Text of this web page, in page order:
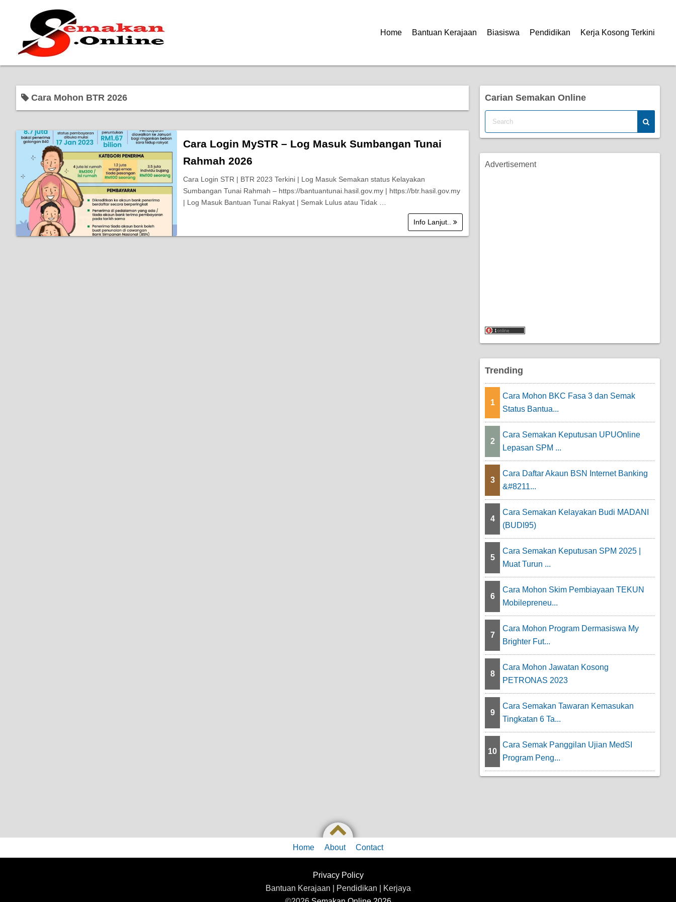
Home Bantuan Kerajaan Biasiswa Pendidikan Kerja Kosong Terkini
Cara Mohon BTR 2026
Cara Login MySTR – Log Masuk Sumbangan Tunai
Rahmah 2026
Cara Login STR | BTR 2023 Terkini | Log Masuk Semakan status Kelayakan
Sumbangan Tunai Rahmah – https://bantuantunai.hasil.gov.my | https://btr.hasil.gov.my
| Log Masuk Bantuan Tunai Rakyat | Semak Lulus atau Tidak …
Info Lanjut..
Carian Semakan Online
Advertisement
Trending
1
Cara Mohon BKC Fasa 3 dan Semak
Status Bantua...
2
Cara Semakan Keputusan UPUOnline
Lepasan SPM ...
3
Cara Daftar Akaun BSN Internet Banking
&#8211...
4
Cara Semakan Kelayakan Budi MADANI
(BUDI95)
5
Cara Semakan Keputusan SPM 2025 |
Muat Turun ...
6
Cara Mohon Skim Pembiayaan TEKUN
Mobilepreneu...
7
Cara Mohon Program Dermasiswa My
Brighter Fut...
8
Cara Mohon Jawatan Kosong
PETRONAS 2023
9
Cara Semakan Tawaran Kemasukan
Tingkatan 6 Ta...
10
Cara Semak Panggilan Ujian MedSI
Program Peng...
Home About Contact
Privacy Policy
Bantuan Kerajaan | Pendidikan | Kerjaya